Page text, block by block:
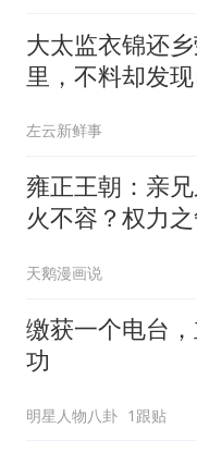
大太监衣锦还
里，不料却发
左云新鲜事
雍正王朝：亲
火不容？权力
天鹅漫画说
缴获一个电台
功
明星人物八卦 1跟贴